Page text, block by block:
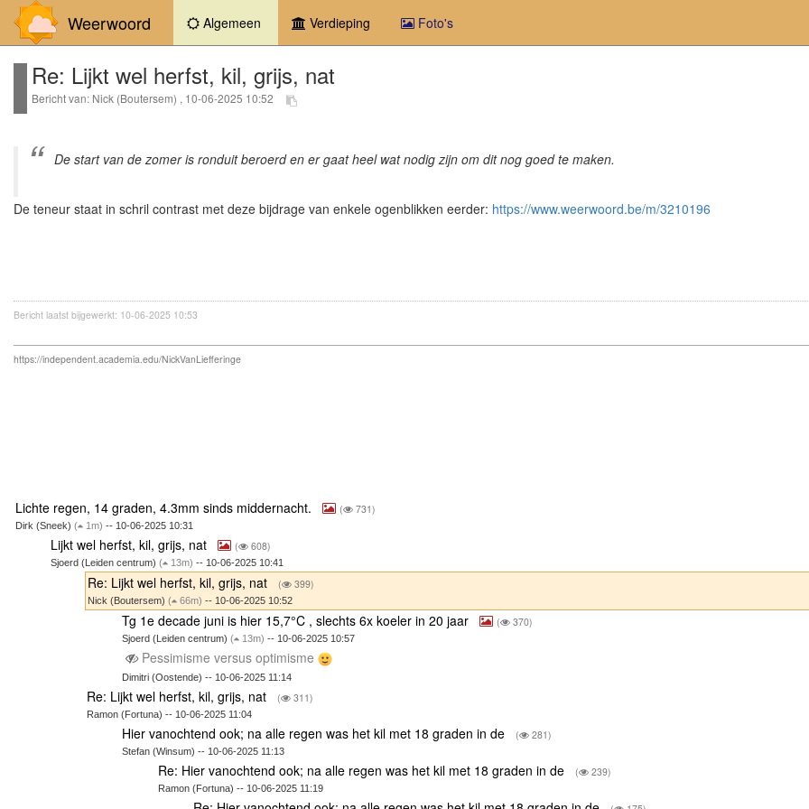
Weerwoord Algemeen (current)Verdieping Foto's
Re: Lijkt wel herfst, kil, grijs, nat
Bericht van: Nick (Boutersem) , 10-06-2025 10:52
De start van de zomer is ronduit beroerd en er gaat heel wat nodig zijn om dit nog goed te maken.
De teneur staat in schril contrast met deze bijdrage van enkele ogenblikken eerder: https://www.weerwoord.be/m/3210196
Bericht laatst bijgewerkt: 10-06-2025 10:53
https://independent.academia.edu/NickVanLiefferinge
Lichte regen, 14 graden, 4.3mm sinds middernacht. ( 731)
Dirk (Sneek) ( 1m) -- 10-06-2025 10:31
Lijkt wel herfst, kil, grijs, nat ( 608)
Sjoerd (Leiden centrum)( 13m) -- 10-06-2025 10:41
Re: Lijkt wel herfst, kil, grijs, nat ( 399)
Nick (Boutersem) ( 66m) -- 10-06-2025 10:52
Tg 1e decade juni is hier 15,7°C , slechts 6x koeler in 20 jaar ( 370)
Sjoerd (Leiden centrum)( 13m) -- 10-06-2025 10:57
Pessimisme versus optimisme
Dimitri (Oostende) -- 10-06-2025 11:14
Re: Lijkt wel herfst, kil, grijs, nat ( 311)
Ramon (Fortuna) -- 10-06-2025 11:04
Hier vanochtend ook; na alle regen was het kil met 18 graden in de ( 281)
Stefan (Winsum) -- 10-06-2025 11:13
Re: Hier vanochtend ook; na alle regen was het kil met 18 graden in de ( 239)
Ramon (Fortuna) -- 10-06-2025 11:19